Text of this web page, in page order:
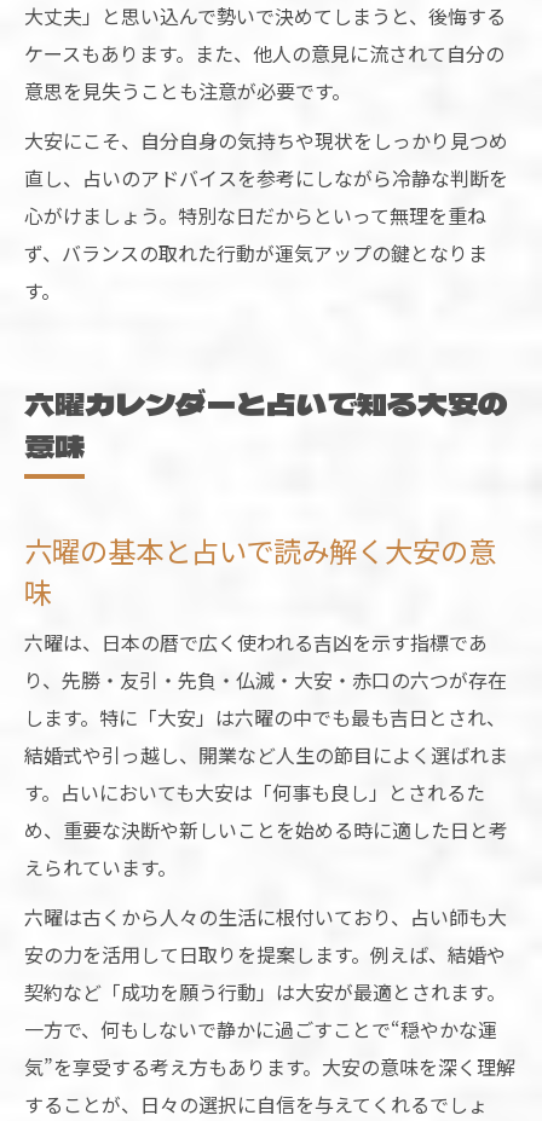
大丈夫」と思い込んで勢いで決めてしまうと、後悔する
ケースもあります。また、他人の意見に流されて自分の
意思を見失うことも注意が必要です。
大安にこそ、自分自身の気持ちや現状をしっかり見つめ
直し、占いのアドバイスを参考にしながら冷静な判断を
心がけましょう。特別な日だからといって無理を重ね
ず、バランスの取れた行動が運気アップの鍵となりま
す。
六曜カレンダーと占いで知る大安の
意味
六曜の基本と占いで読み解く大安の意
味
六曜は、日本の暦で広く使われる吉凶を示す指標であ
り、先勝・友引・先負・仏滅・大安・赤口の六つが存在
します。特に「大安」は六曜の中でも最も吉日とされ、
結婚式や引っ越し、開業など人生の節目によく選ばれま
す。占いにおいても大安は「何事も良し」とされるた
め、重要な決断や新しいことを始める時に適した日と考
えられています。
六曜は古くから人々の生活に根付いており、占い師も大
安の力を活用して日取りを提案します。例えば、結婚や
契約など「成功を願う行動」は大安が最適とされます。
一方で、何もしないで静かに過ごすことで“穏やかな運
気”を享受する考え方もあります。大安の意味を深く理解
することが、日々の選択に自信を与えてくれるでしょ